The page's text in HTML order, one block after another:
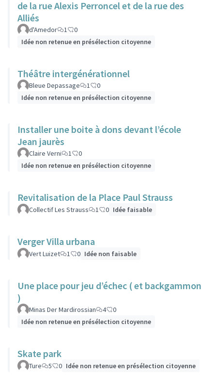
de la rue Alexis Perroncel et de la rue des
Alliés
d'Amedor 1
0
Idée non retenue en présélection citoyenne
Théâtre intergénérationnel
Bleue Depassage 1
0
Idée non retenue en présélection citoyenne
Installer une boite à dons devant l’école
Jean jaurès
Claire Verni 1
0
Idée non retenue en présélection citoyenne
Revitalisation de la Place Paul Strauss
Collectif Les Strauss 1 0 Idée faisable
Verger Villa urbana
Vert Luizet 1 0 Idée non faisable
Une place pour jeu d’échec ( et backgammon
)
Minas Der Mardirossian 4
0
Idée non retenue en présélection citoyenne
Skate park
Ture 5 0 Idée non retenue en présélection citoyenne